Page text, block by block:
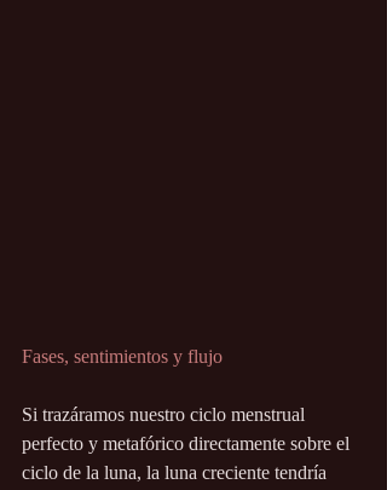
Fases, sentimientos y flujo
Si trazáramos nuestro ciclo menstrual
perfecto y metafórico directamente sobre el
ciclo de la luna, la luna creciente tendría